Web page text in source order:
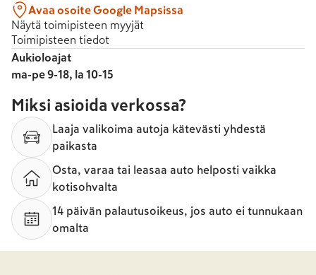
Avaa osoite Google Mapsissa
Näytä toimipisteen myyjät
Toimipisteen tiedot
Aukioloajat
ma-pe 9-18, la 10-15
Miksi asioida verkossa?
Laaja valikoima autoja kätevästi yhdestä
paikasta
Osta, varaa tai leasaa auto helposti vaikka
kotisohvalta
14 päivän palautusoikeus, jos auto ei tunnukaan
omalta